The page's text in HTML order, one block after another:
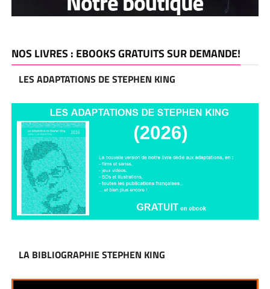
NOS LIVRES : EBOOKS GRATUITS SUR DEMANDE!
LES ADAPTATIONS DE STEPHEN KING
LA BIBLIOGRAPHIE STEPHEN KING